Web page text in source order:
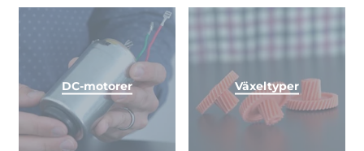
DC-motorer Växeltyper